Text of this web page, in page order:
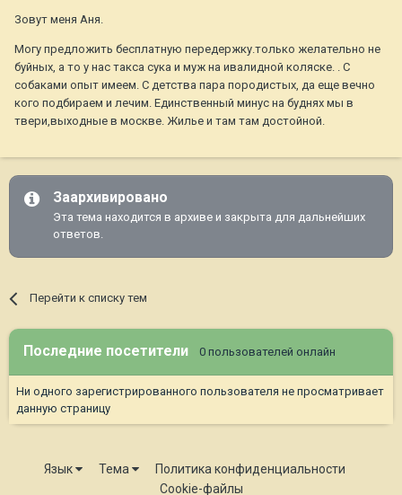
Зовут меня Аня.
Могу предложить бесплатную передержку.только желательно не
буйных, а то у нас такса сука и муж на ивалидной коляске. . С
собаками опыт имеем. С детства пара породистых, да еще вечно
кого подбираем и лечим. Единственный минус на буднях мы в
твери,выходные в москве. Жилье и там там достойной.
Заархивировано
Эта тема находится в архиве и закрыта для дальнейших
ответов.
Перейти к списку тем
Последние посетители 0 пользователей онлайн
Ни одного зарегистрированного пользователя не просматривает
данную страницу
Язык Тема
Политика конфиденциальности
Cookie-файлы